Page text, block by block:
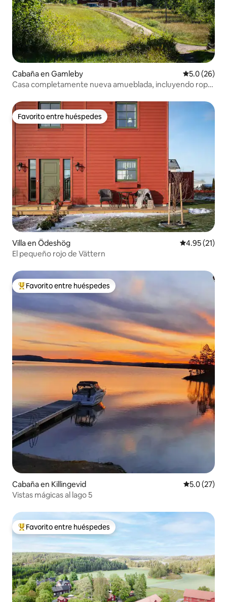
Cabaña en Gamleby Calificación
5.0 (26)
Casa completamente nueva amueblada, incluyendo ropa
Favorito entre huéspedes
Favorito entre huéspedes
Villa en Ödeshög Calificación
4.95 (21)
El pequeño rojo de Vättern
Favorito entre huéspedes preferido
Favorito entre huéspedes
Cabaña en Killingevid Calificación
5.0 (27)
Vistas mágicas al lago 5
Favorito entre huéspedes preferido
Favorito entre huéspedes